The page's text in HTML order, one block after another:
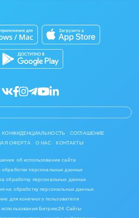
бизнес
декор
управленческие услуги
КОНФИДЕНЦИАЛЬНОСТЬ
СОГЛАШЕНИЕ
ОФЕРТА
О НАС КОНТАКТЫ
об использовании сайта
обработки персональных данных
обработку персональных данных
на обработку персональных данных
для конечного пользователя
Битрикс24 Сайты